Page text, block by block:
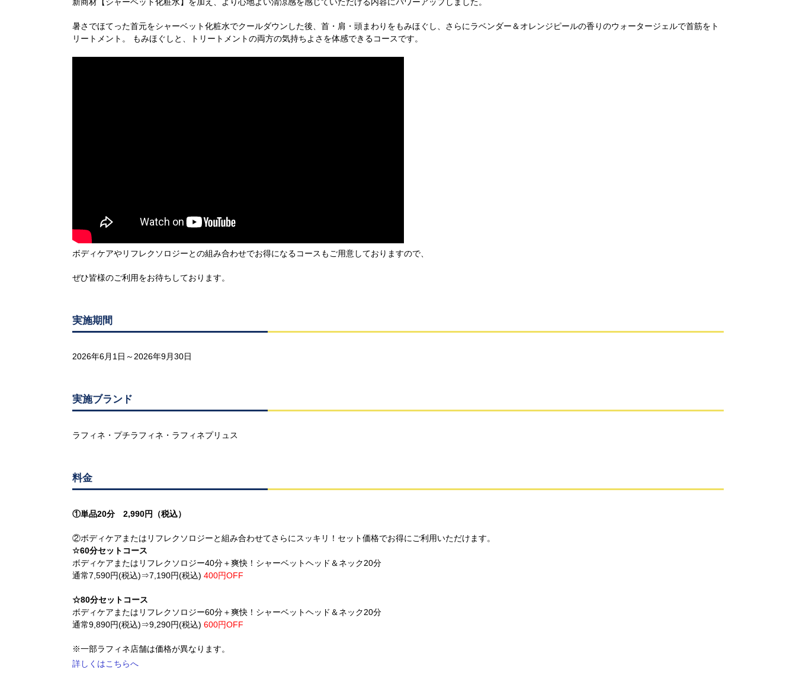
暑さでほてった首元をシャーベット化粧水でクールダウンした後、首・肩・頭まわりをもみほぐし、さらにラベンダー＆オレンジピールの香りのウォータージェルで首筋をト
リートメント。 もみほぐしと、トリートメントの両方の気持ちよさを体感できるコースです。
ボディケアやリフレクソロジーとの組み合わせでお得になるコースもご用意しておりますので、
ぜひ皆様のご利用をお待ちしております。
実施期間
2026年6月1日～2026年9月30日
実施ブランド
ラフィネ・プチラフィネ・ラフィネプリュス
料金
①単品20分 2,990円（税込）
②ボディケアまたはリフレクソロジーと組み合わせてさらにスッキリ！セット価格でお得にご利用いただけます。
☆60分セットコース
ボディケアまたはリフレクソロジー40分＋爽快！シャーベットヘッド＆ネック20分
通常7,590円(税込)⇒7,190円(税込) 400円OFF
☆80分セットコース
ボディケアまたはリフレクソロジー60分＋爽快！シャーベットヘッド＆ネック20分
通常9,890円(税込)⇒9,290円(税込) 600円OFF
※一部ラフィネ店舗は価格が異なります。
詳しくはこちらへ